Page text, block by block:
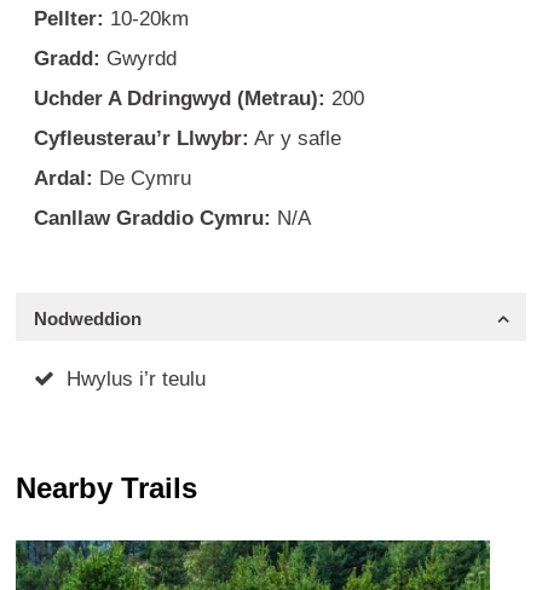
Pellter: 10-20km
Gradd: Gwyrdd
Uchder A Ddringwyd (Metrau): 200
Cyfleusterau’r Llwybr: Ar y safle
Ardal: De Cymru
Canllaw Graddio Cymru: N/A
Nodweddion
Hwylus i’r teulu
Nearby Trails